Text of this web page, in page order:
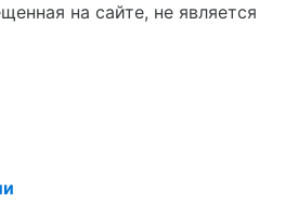
на сайте, не является